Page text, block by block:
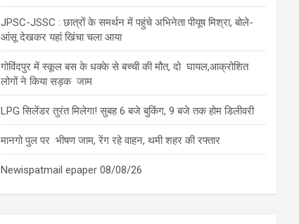
JPSC-JSSC : छात्रों के समर्थन में पहुंचे अभिनेता पीयूष मिश्रा, बोले-
आंसू देखकर यहां खिंचा चला आया
गोविंदपुर में स्कूल बस के धक्के से बच्ची की मौत, दो घायल,आक्रोशित
लोगों ने किया सड़क जाम
LPG सिलेंडर तुरंत मिलेगा! सुबह 6 बजे बुकिंग, 9 बजे तक होम डिलीवरी
मानगो पुल पर भीषण जाम, रेंग रहे वाहन, थमी शहर की रफ्तार
Newispatmail epaper 08/08/26